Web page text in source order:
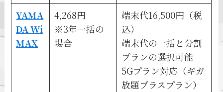
YAMA
DA Wi
MAX
4,268円
※3年一括の
場合
端末代16,500円（税
込）
端末代の一括と分割
プランの選択可能
5Gプラン対応（ギガ
放題プラスプラン）